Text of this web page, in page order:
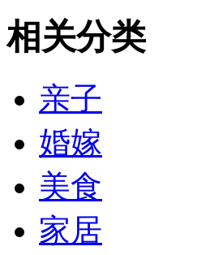
相关分类
亲子
婚嫁
美食
家居